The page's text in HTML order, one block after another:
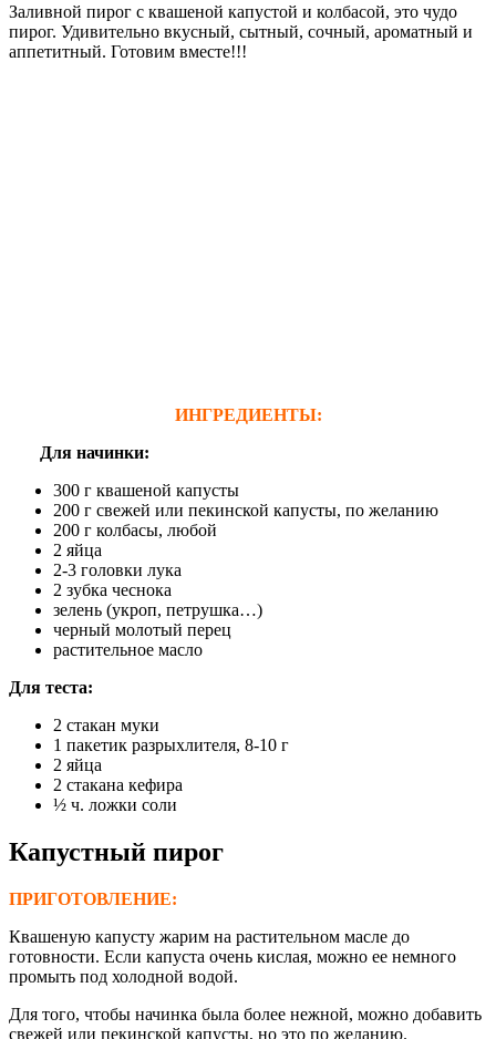
Заливной пирог с квашеной капустой и колбасой, это чудо
пирог. Удивительно вкусный, сытный, сочный, ароматный и
аппетитный. Готовим вместе!!!
ИНГРЕДИЕНТЫ:
Для начинки:
300 г квашеной капусты
200 г свежей или пекинской капусты, по желанию
200 г колбасы, любой
2 яйца
2-3 головки лука
2 зубка чеснока
зелень (укроп, петрушка…)
черный молотый перец
растительное масло
Для теста:
2 стакан муки
1 пакетик разрыхлителя, 8-10 г
2 яйца
2 стакана кефира
½ ч. ложки соли
Капустный пирог
ПРИГОТОВЛЕНИЕ:
Квашеную капусту жарим на растительном масле до
готовности. Если капуста очень кислая, можно ее немного
промыть под холодной водой.
Для того, чтобы начинка была более нежной, можно добавить
свежей или пекинской капусты, но это по желанию.